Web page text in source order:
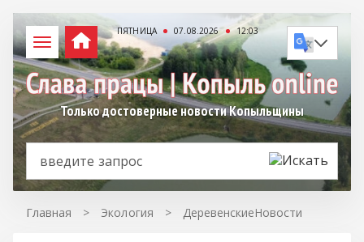
ПЯТНИЦА 07.08.2026 12:03
Только достоверные новости Копыльщины
Главная > Экология > ДеревенскиеНовости